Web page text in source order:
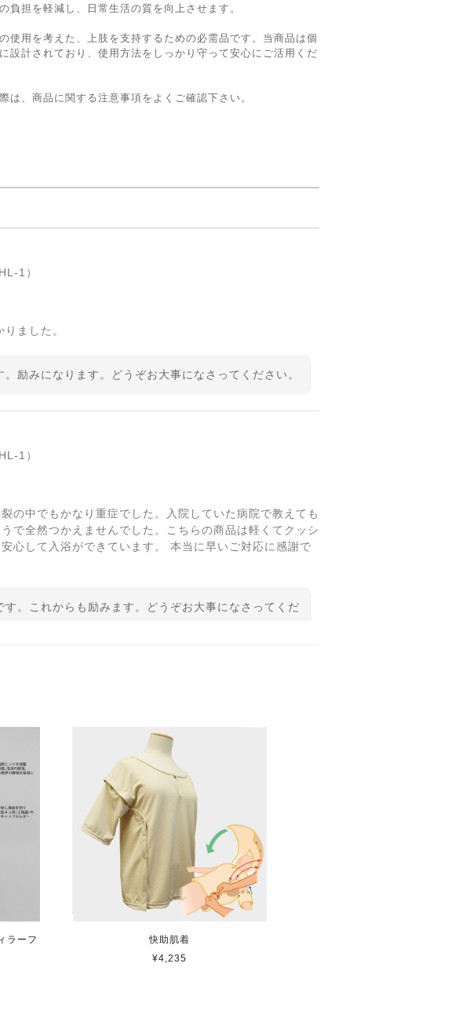
負担を軽減し、日常生活の質を向上させます。
使用を考えた、上肢を支持するための必需品です。当商品は個
設計されており、使用方法をしっかり守って安心にご活用くだ
は、商品に関する注意事項をよくご確認下さい。
1）
ました。
励みになります。どうぞお大事になさってください。
1）
の中でもかなり重症でした。入院していた病院で教えても
で全然つかえませんでした。こちらの商品は軽くてクッシ
心して入浴ができています。 本当に早いご対応に感謝で
。これからも励みます。どうぞお大事になさってくだ
は不安を感じたため購入しました。やはり安定感があり、
かと思いますが、初めての時は迷ってしまうので、番号が
。
いました。商品づくりの参考にさせていただきます。
1）
いるところを見ていないので伝聞ですが、 ペットボトル
ラーフ
快助肌着
¥4,235